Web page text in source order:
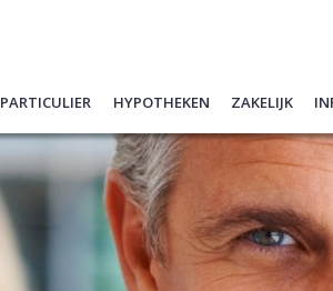
Particulier
Hypotheken
Schade melden
Verzekeren
Hypotheken
Oeps, een hypotheek (filmpje)
Hypotheek berekeningen
Hypotheekrentes
Zakelijk
Schade
Ondernemers